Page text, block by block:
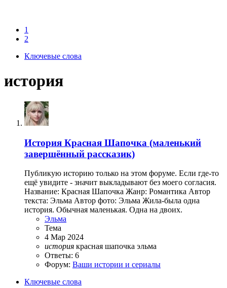
1
2
Ключевые слова
история
История Красная Шапочка (маленький
завершённый рассказик)
Публикую историю только на этом форуме. Если где-то
ещё увидите - значит выкладывают без моего согласия.
Название: Красная Шапочка Жанр: Романтика Автор
текста: Эльма Автор фото: Эльма Жила-была одна
история. Обычная маленькая. Одна на двоих.
Эльма
Тема
4 Мар 2024
история красная шапочка эльма
Ответы: 6
Форум: Ваши истории и сериалы
Ключевые слова